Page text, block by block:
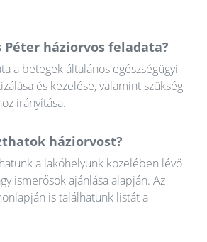
Péter háziorvos feladata?
a betegek általános egészségügyi
és kezelése, valamint szükség
irányítása.
háziorvost?
a lakóhelyünk közelében lévő
ismerősök ajánlása alapján. Az
is találhatunk listát a